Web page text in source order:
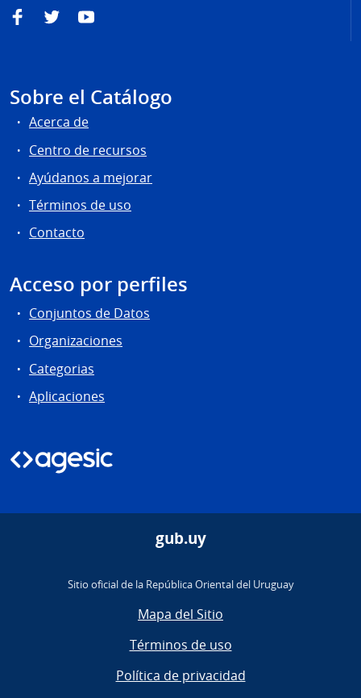
FacebookTwitterYouTube
Sobre el Catálogo
Acerca de
Centro de recursos
Ayúdanos a mejorar
Términos de uso
Contacto
Acceso por perfiles
Conjuntos de Datos
Organizaciones
Categorias
Aplicaciones
gub.uy
Sitio oficial de la República Oriental del Uruguay
Mapa del Sitio
Términos de uso
Política de privacidad